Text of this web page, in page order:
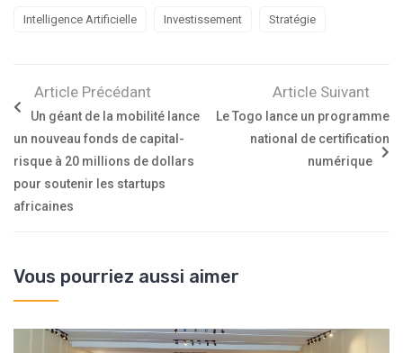
Intelligence Artificielle Investissement Stratégie
Article Précédant
Un géant de la mobilité lance
un nouveau fonds de capital-
risque à 20 millions de dollars
pour soutenir les startups
africaines
Article Suivant
Le Togo lance un programme
national de certification
numérique
Vous pourriez aussi aimer